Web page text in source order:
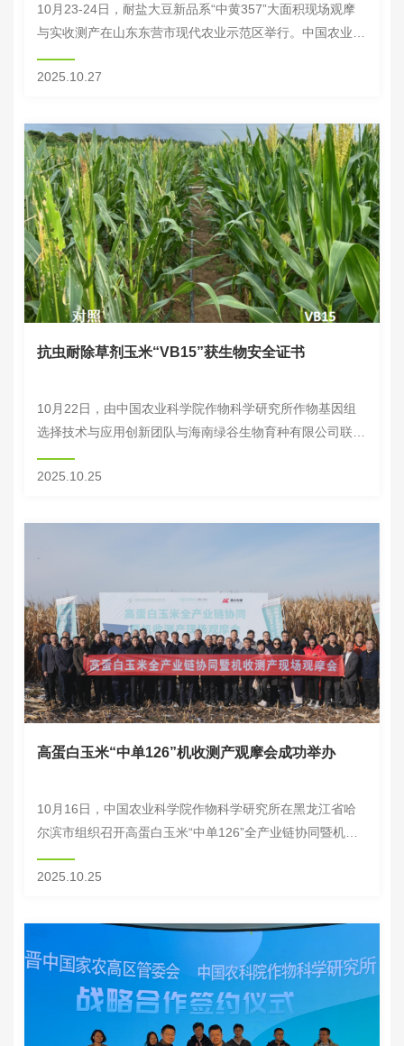
10月23-24日，耐盐大豆新品系“中黄357”大面积现场观摩
与实收测产在山东东营市现代农业示范区举行。中国农业科
学院重大任务局局长钱万强、作科所副所长任玉龙、东营市
现代农业示范区管理中心主任李兴杰等...
2025.10.27
抗虫耐除草剂玉米“VB15”获生物安全证书
10月22日，由中国农业科学院作物科学研究所作物基因组
选择技术与应用创新团队与海南绿谷生物育种有限公司联合
育成的生物育种玉米新品种“VB15”成功获得生物安全证书
（农基安证字（2025）第183号）。...
2025.10.25
高蛋白玉米“中单126”机收测产观摩会成功举办
10月16日，中国农业科学院作物科学研究所在黑龙江省哈
尔滨市组织召开高蛋白玉米“中单126”全产业链协同暨机收
测产现场观摩会。作科所副所长王文生，黑龙江省农业农村
厅总农艺师马晓飞、哈尔滨市松北区副区长...
2025.10.25